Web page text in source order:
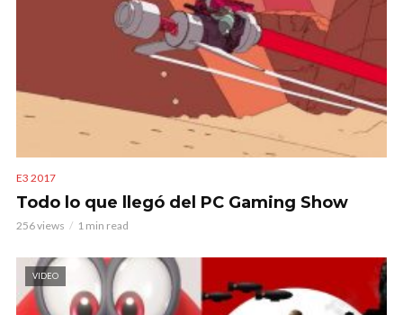
E3 2017
Todo lo que llegó del PC Gaming Show
256 views 1 min read
VIDEO